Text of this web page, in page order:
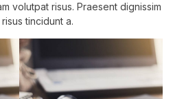
volutpat risus. Praesent dignissim
tincidunt a.